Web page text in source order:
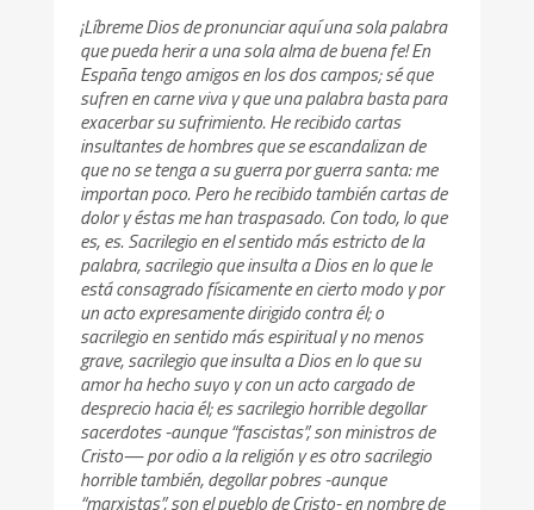
¡Líbreme Dios de pronunciar aquí una sola palabra
que pueda herir a una sola alma de buena fe! En
España tengo amigos en los dos campos; sé que
sufren en carne viva y que una palabra basta para
exacerbar su sufrimiento. He recibido cartas
insultantes de hombres que se escandalizan de
que no se tenga a su guerra por guerra santa: me
importan poco. Pero he recibido también cartas de
dolor y éstas me han traspasado. Con todo, lo que
es, es. Sacrilegio en el sentido más estricto de la
palabra, sacrilegio que insulta a Dios en lo que le
está consagrado físicamente en cierto modo y por
un acto expresamente dirigido contra él; o
sacrilegio en sentido más espiritual y no menos
grave, sacrilegio que insulta a Dios en lo que su
amor ha hecho suyo y con un acto cargado de
desprecio hacia él; es sacrilegio horrible degollar
sacerdotes -aunque “fascistas”, son ministros de
Cristo— por odio a la religión y es otro sacrilegio
horrible también, degollar pobres -aunque
“marxistas”, son el pueblo de Cristo- en nombre de